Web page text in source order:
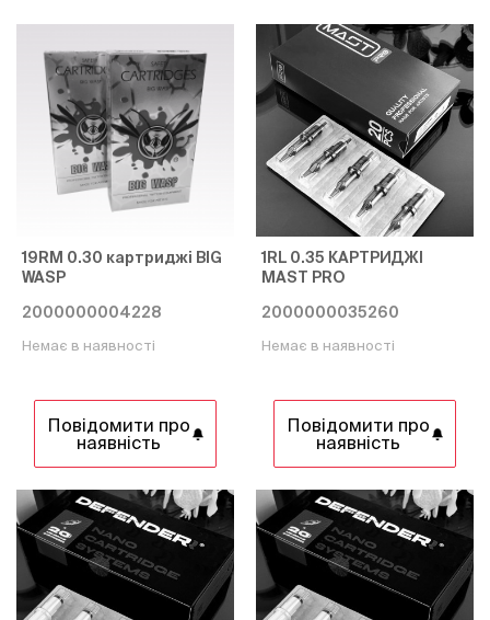
19RM 0.30 картриджі BIG
WASP
2000000004228
Немає в наявності
Повідомити про
наявність
1RL 0.35 КАРТРИДЖІ
MAST PRO
2000000035260
Немає в наявності
Повідомити про
наявність